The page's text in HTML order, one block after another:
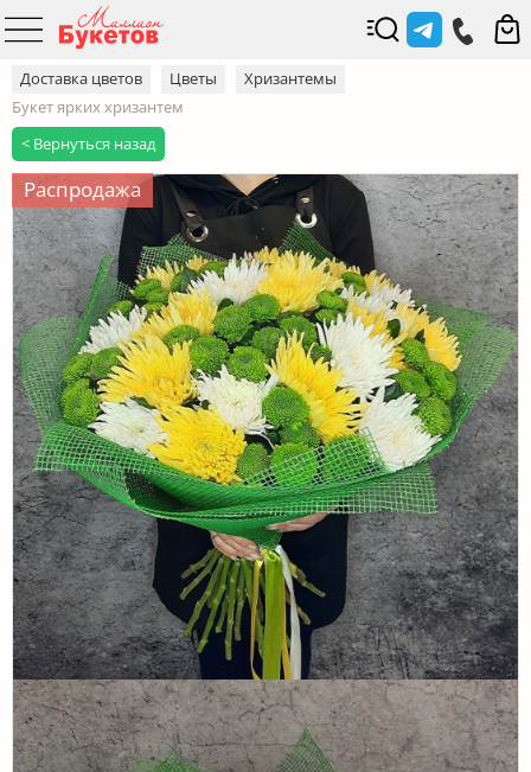
Доставка цветов Цветы
Хризантемы
Букет ярких хризантем
< Вернуться назад
Распродажа